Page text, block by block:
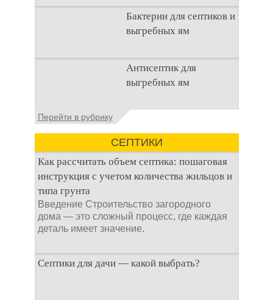
концентрат, который
используется
Бактерии для септиков и
выгребных ям
Очистка
канализационного
стока или выгребной
не самым приятным
Антисептик для
выгребных ям
Общие сведения об
Антисептик для
выгребных ям – это
специальные
Перейти в рубрику
СЕПТИКИ
Как рассчитать объем септика: пошаговая
инструкция с учетом количества жильцов и
типа грунта
Введение Строительство загородного
дома — это сложный процесс, где каждая
деталь имеет значение.
Септики для дачи — какой выбрать?